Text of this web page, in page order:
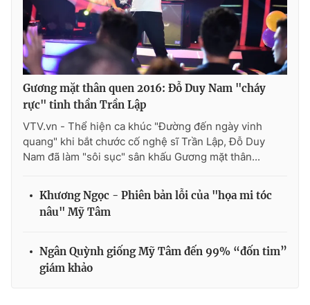
Gương mặt thân quen 2016: Đỗ Duy Nam "cháy
rực" tinh thần Trần Lập
VTV.vn - Thể hiện ca khúc "Đường đến ngày vinh
quang" khi bắt chước cố nghệ sĩ Trần Lập, Đỗ Duy
Nam đã làm "sôi sục" sân khấu Gương mặt thân...
Khương Ngọc - Phiên bản lỗi của "họa mi tóc
nâu" Mỹ Tâm
Ngân Quỳnh giống Mỹ Tâm đến 99% “đốn tim”
giám khảo